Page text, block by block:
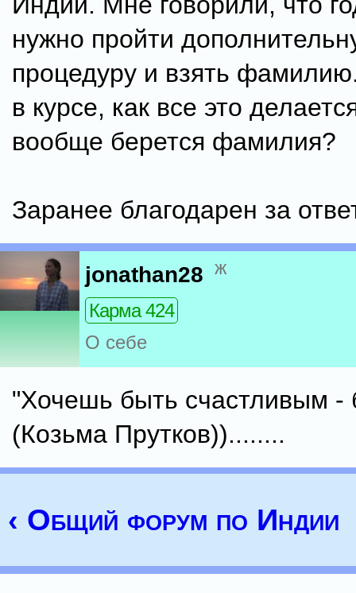
нужно пройти
процедуру и взять
в курсе, как все это
вообще берется фамилия?
Заранее благодарен за
jonathan28 ж
Карма 424
О себе
"Хочешь быть счастливым -
(Козьма Прутков))........
‹ Общий форум по Индии